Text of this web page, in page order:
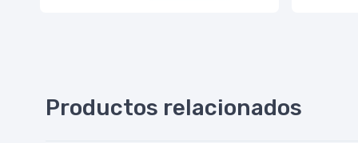
Productos relacionados